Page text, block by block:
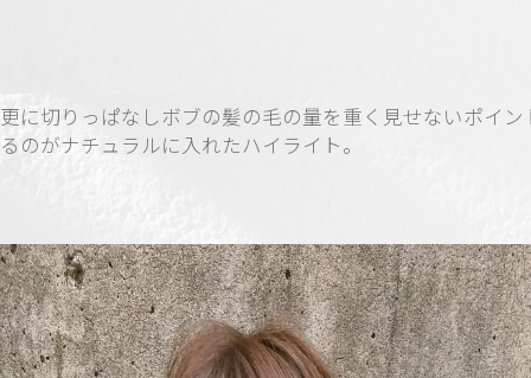
更に切りっぱなしボブの髪の毛の量を重く見せないポイン
るのがナチュラルに入れたハイライト。